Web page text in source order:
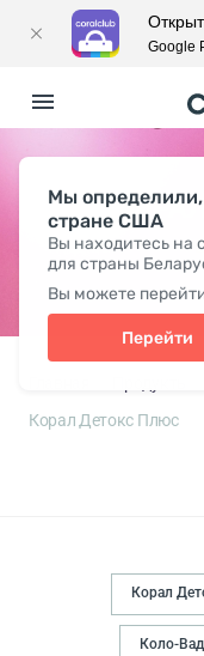
Мы определили,
стране США
Вы находитесь на
для страны
Вы можете
Перейти
Корал Детокс Плюс
Корал
Коло-
Google